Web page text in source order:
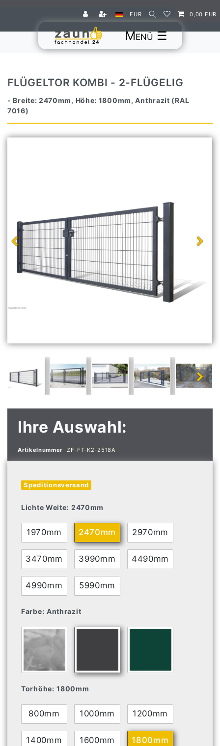
EUR 0,00 EUR
☰
FLÜGELTOR KOMBI - 2-FLÜGELIG
- Breite: 2470mm, Höhe: 1800mm, Anthrazit (RAL
7016)
Ihre Auswahl:
Artikelnummer ZF-FT-K2-2518A
Speditionsversand
Lichte Weite: 2470mm
1970mm 2470mm 2970mm
3470mm 3990mm 4490mm
4990mm 5990mm
Farbe: Anthrazit
Torhöhe: 1800mm
800mm 1000mm 1200mm
1400mm 1600mm 1800mm